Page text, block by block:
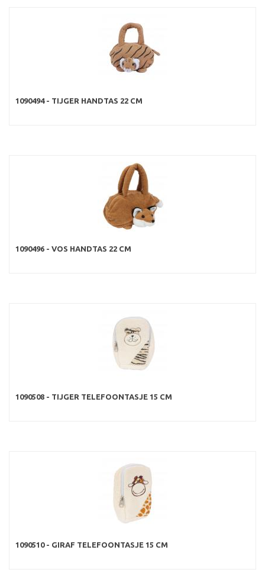
1090494 - TIJGER HANDTAS 22 CM
1090496 - VOS HANDTAS 22 CM
1090508 - TIJGER TELEFOONTASJE 15 CM
1090510 - GIRAF TELEFOONTASJE 15 CM